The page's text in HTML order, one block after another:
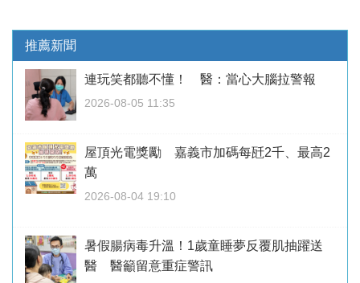
推薦新聞
連玩笑都聽不懂！ 醫：當心大腦拉警報
2026-08-05 11:35
屋頂光電獎勵 嘉義市加碼每瓩2千、最高2
萬
2026-08-04 19:10
暑假腸病毒升溫！1歲童睡夢反覆肌抽躍送
醫 醫籲留意重症警訊